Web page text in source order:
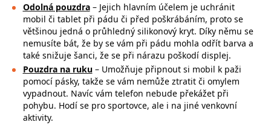
Odolná pouzdra– Jejich hlavním účelem je uchránit
mobil či tablet při pádu či před poškrábáním, proto se
většinou jedná o průhledný silikonový kryt. Díky němu se
nemusíte bát, že by se vám při pádu mohla odřít barva a
také snižuje šanci, že se při nárazu poškodí displej.
Pouzdra na ruku– Umožňuje připnout si mobil k paži
pomocí pásky, takže se vám nemůže ztratit či omylem
vypadnout. Navíc vám telefon nebude překážet při
pohybu. Hodí se pro sportovce, ale i na jiné venkovní
aktivity.